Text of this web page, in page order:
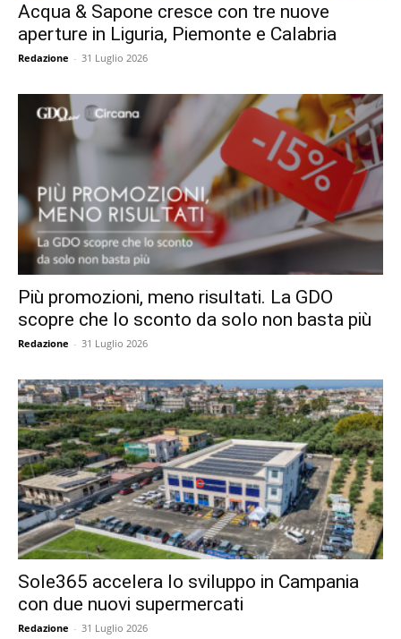
Acqua & Sapone cresce con tre nuove
aperture in Liguria, Piemonte e Calabria
Redazione - 31 Luglio 2026
Più promozioni, meno risultati. La GDO
scopre che lo sconto da solo non basta più
Redazione - 31 Luglio 2026
Sole365 accelera lo sviluppo in Campania
con due nuovi supermercati
Redazione - 31 Luglio 2026